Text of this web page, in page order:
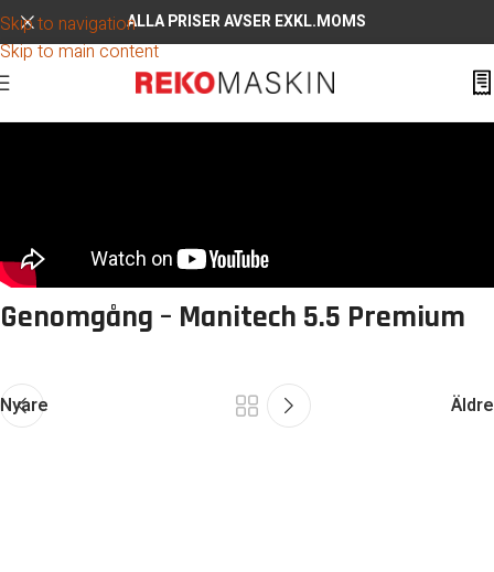
Skip to navigation
Skip to main content
ALLA PRISER AVSER EXKL.MOMS
Genomgång – Manitech 5.5 Premium
Nyare Äldre